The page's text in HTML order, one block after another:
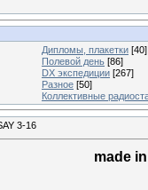
Дипломы, плакетки [40]
Полевой день [86]
DX экспедиции [267]
Разное [50]
Коллективные
3-16
made